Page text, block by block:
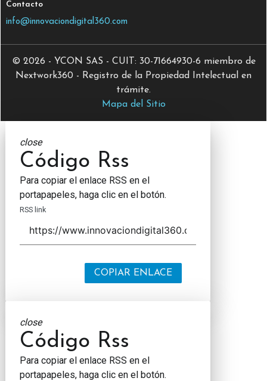
Contacto
info@innovaciondigital360.com
© 2026 - YCON SAS - CUIT: 30-71664930-6 miembro de
Nextwork360 - Registro de la Propiedad Intelectual en
trámite.
Mapa del Sitio
close
Código Rss
Para copiar el enlace RSS en el
portapapeles, haga clic en el botón.
RSS link
COPIAR ENLACE
close
Código Rss
Para copiar el enlace RSS en el
portapapeles, haga clic en el botón.